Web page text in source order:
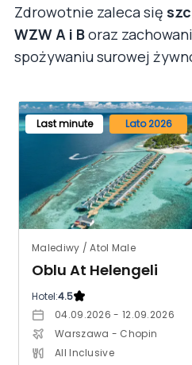
Zdrowotnie zaleca się
WZW A i Boraz
spożywaniu surowej
Last minute Lato 2026
Malediwy / Atol Male
Oblu At Helengeli
Hotel:4.5
04.09.2026 - 12.09.2026
Warszawa - Chopin
All Inclusive